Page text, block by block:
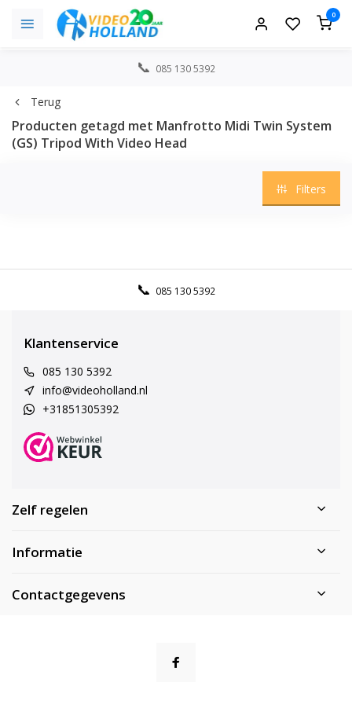
0
085 130 5392
Terug
Producten getagd met Manfrotto Midi Twin System
(GS) Tripod With Video Head
Filters
085 130 5392
Klantenservice
085 130 5392
info@videoholland.nl
+31851305392
Zelf regelen
Informatie
Contactgegevens